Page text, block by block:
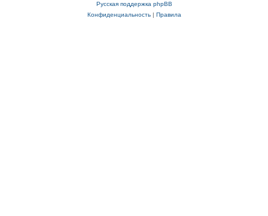
Русская поддержка phpBB
Конфиденциальность| Правила